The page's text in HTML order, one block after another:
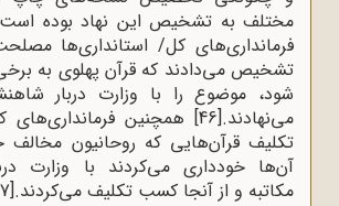
مختلف به تشخیص این نهاد بوده
فرمانداری‌های کل/ استانداری‌ها
تشخیص می‌دادند که قرآن پهلوی به
شود، موضوع را با وزارت دربار
می‌نهادند.[46]
همچنین فرمانداری‌های
تکلیف قرآن‌هایی که روحانیون مخالف
آن‌ها خودداری می‌کردند با وزارت
مکاتبه و از آنجا کسب تکلیف می‌کردند.[47]